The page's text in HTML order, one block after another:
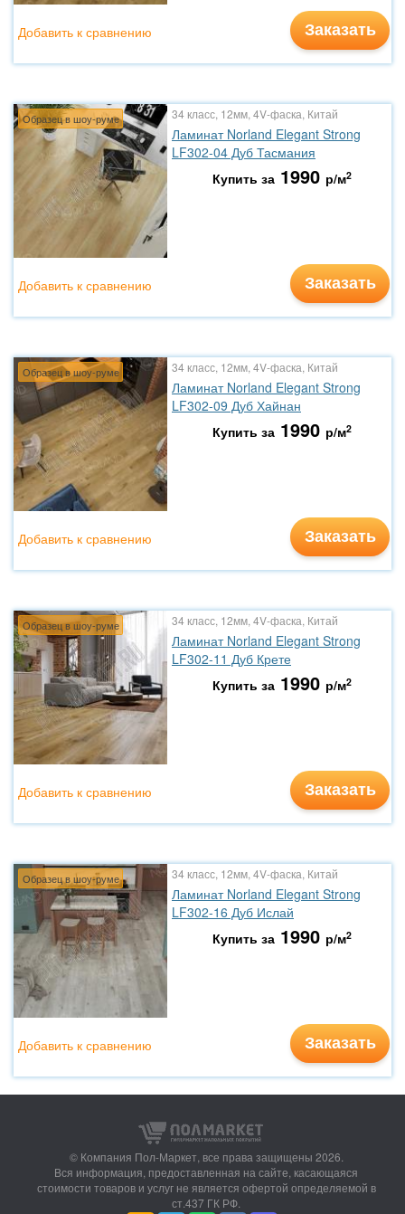
Заказать
Добавить к сравнению
Образец в шоу-руме 34 класс, 12мм, 4V-фаска, Китай
Ламинат Norland Elegant Strong
LF302-04 Дуб Тасмания
Купить за 1990 р/м2
Заказать
Добавить к сравнению
Образец в шоу-руме 34 класс, 12мм, 4V-фаска, Китай
Ламинат Norland Elegant Strong
LF302-09 Дуб Хайнан
Купить за 1990 р/м2
Заказать
Добавить к сравнению
Образец в шоу-руме 34 класс, 12мм, 4V-фаска, Китай
Ламинат Norland Elegant Strong
LF302-11 Дуб Крете
Купить за 1990 р/м2
Заказать
Добавить к сравнению
Образец в шоу-руме 34 класс, 12мм, 4V-фаска, Китай
Ламинат Norland Elegant Strong
LF302-16 Дуб Ислай
Купить за 1990 р/м2
Заказать
Добавить к сравнению
© Компания Пол-Маркет, все права защищены 2026.
Вся информация, предоставленная на сайте, касающаяся
стоимости товаров и услуг не является офертой определяемой в
ст.437 ГК РФ.